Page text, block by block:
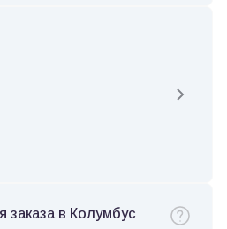
заказа в Колумбус